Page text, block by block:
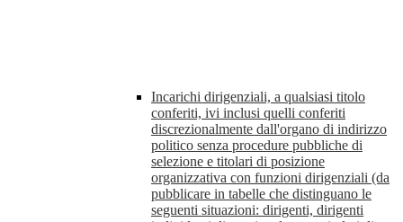
Incarichi dirigenziali, a qualsiasi titolo
conferiti, ivi inclusi quelli conferiti
discrezionalmente dall'organo di indirizzo
politico senza procedure pubbliche di
selezione e titolari di posizione
organizzativa con funzioni dirigenziali (da
pubblicare in tabelle che distinguano le
seguenti situazioni: dirigenti, dirigenti